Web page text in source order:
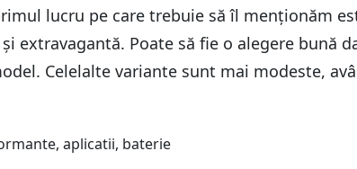
lucru pe care trebuie să îl menționăm
extravagantă. Poate să fie o alegere bună
Celelalte variante sunt mai modeste,